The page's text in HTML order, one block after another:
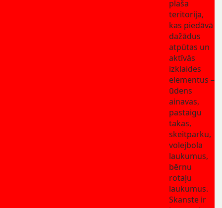
plaša
teritorija,
kas piedāvā
dažādus
atpūtas un
aktīvās
izklaides
elementus –
ūdens
ainavas,
pastaigu
takas,
skeitparku,
volejbola
laukumus,
bērnu
rotaļu
laukumus.
Skanste ir